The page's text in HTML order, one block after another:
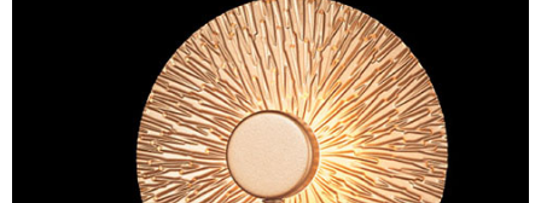
５．嚴禁一人註冊多個帳號或使用他人資訊註冊。若發現惡意使用之情形，
恩沛科技股份有限公司將有權停止該用戶之使用額度並採取法律行動。